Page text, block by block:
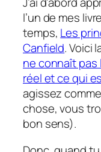
l’un de mes
temps, Les
Canfield. Voici
ne connaît
réel et ce qui
agissez
chose, vous
bon sens).